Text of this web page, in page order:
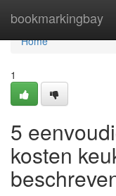
bookmarkingbay
Home
Home
1
5
kosten